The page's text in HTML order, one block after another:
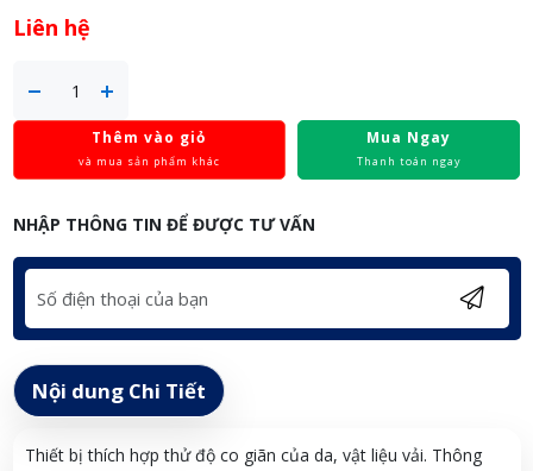
Liên hệ
Thêm vào giỏ
và mua sản phẩm khác
Mua Ngay
Thanh toán ngay
NHẬP THÔNG TIN ĐỂ ĐƯỢC TƯ VẤN
Nội dung Chi Tiết
Thiết bị thích hợp thử độ co giãn của da, vật liệu vải. Thông